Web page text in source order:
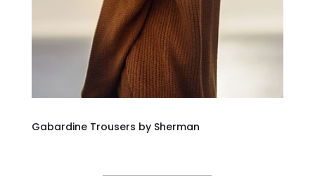
Gabardine Trousers by Sherman